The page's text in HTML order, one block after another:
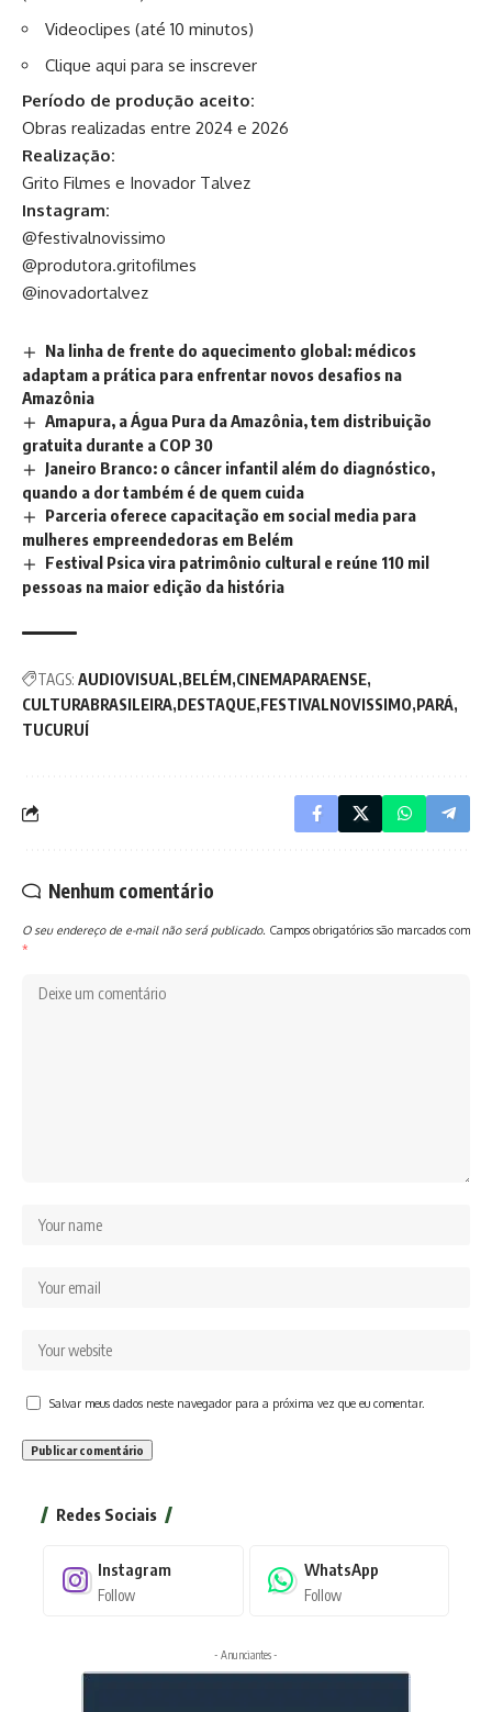
Videoclipes (até 10 minutos)
Clique aqui para se inscrever
Período de produção aceito:
Obras realizadas entre 2024 e 2026
Realização:
Grito Filmes e Inovador Talvez
Instagram:
@festivalnovissimo
@produtora.gritofilmes
@inovadortalvez
Na linha de frente do aquecimento global: médicos
adaptam a prática para enfrentar novos desafios na
Amazônia
Amapura, a Água Pura da Amazônia, tem distribuição
gratuita durante a COP 30
Janeiro Branco: o câncer infantil além do diagnóstico,
quando a dor também é de quem cuida
Parceria oferece capacitação em social media para
mulheres empreendedoras em Belém
Festival Psica vira patrimônio cultural e reúne 110 mil
pessoas na maior edição da história
TAGS: AUDIOVISUAL BELÉM CINEMAPARAENSE
CULTURABRASILEIRA DESTAQUE FESTIVALNOVISSIMO PARÁ
TUCURUÍ
Nenhum comentário
O seu endereço de e-mail não será publicado. Campos obrigatórios são marcados com
*
Salvar meus dados neste navegador para a próxima vez que eu comentar.
Redes Sociais
Instagram
Follow
WhatsApp
Follow
- Anunciantes -